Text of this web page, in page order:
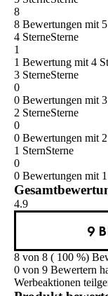
8
8 Bewertungen mit
4 SterneSterne
1
1 Bewertung mit 4
3 SterneSterne
0
0 Bewertungen mit
2 SterneSterne
0
0 Bewertungen mit
1 SternSterne
0
0 Bewertungen mit
4.9
9
8 von 8 ( 100 %)
0 von 9 Bewertern
Werbeaktionen